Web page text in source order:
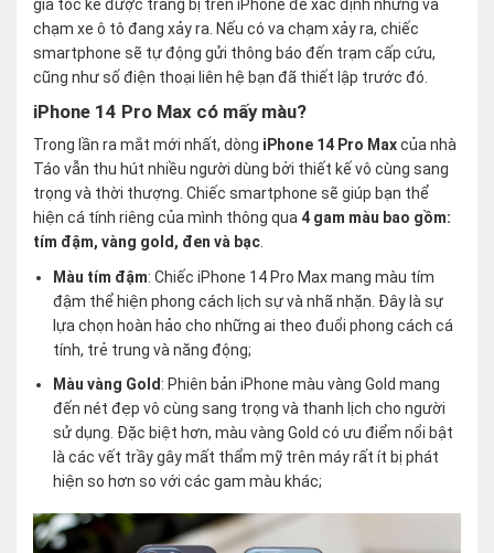
gia tốc kế được trang bị trên iPhone để xác định những va
chạm xe ô tô đang xảy ra. Nếu có va chạm xảy ra, chiếc
smartphone sẽ tự động gửi thông báo đến trạm cấp cứu,
cũng như số điện thoại liên hệ bạn đã thiết lập trước đó.
iPhone 14 Pro Max có mấy màu?
Trong lần ra mắt mới nhất, dòng iPhone 14 Pro Maxcủa nhà
Táo vẫn thu hút nhiều người dùng bởi thiết kế vô cùng sang
trọng và thời thượng. Chiếc smartphone sẽ giúp bạn thể
hiện cá tính riêng của mình thông qua4 gam màu bao gồm:
tím đậm, vàng gold, đen và bạc.
Màu tím đậm: Chiếc iPhone 14 Pro Max mang màu tím
đậm thể hiện phong cách lịch sự và nhã nhặn. Đây là sự
lựa chọn hoàn hảo cho những ai theo đuổi phong cách cá
tính, trẻ trung và năng động;
Màu vàng Gold : Phiên bản iPhone màu vàng Gold mang
đến nét đẹp vô cùng sang trọng và thanh lịch cho người
sử dụng. Đặc biệt hơn, màu vàng Gold có ưu điểm nổi bật
là các vết trầy gây mất thẩm mỹ trên máy rất ít bị phát
hiện so hơn so với các gam màu khác;